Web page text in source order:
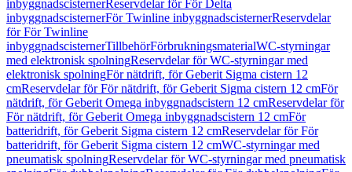
inbyggnadscisternerReservdelar för För Delta
inbyggnadscisternerFör Twinline inbyggnadscisternerReservdelar
för För Twinline
inbyggnadscisternerTillbehörFörbrukningsmaterialWC-styrningar
med elektronisk spolningReservdelar för WC-styrningar med
elektronisk spolningFör nätdrift, för Geberit Sigma cistern 12
cmReservdelar för För nätdrift, för Geberit Sigma cistern 12 cmFör
nätdrift, för Geberit Omega inbyggnadscistern 12 cmReservdelar för
För nätdrift, för Geberit Omega inbyggnadscistern 12 cmFör
batteridrift, för Geberit Sigma cistern 12 cmReservdelar för För
batteridrift, för Geberit Sigma cistern 12 cmWC-styrningar med
pneumatisk spolningReservdelar för WC-styrningar med pneumatisk